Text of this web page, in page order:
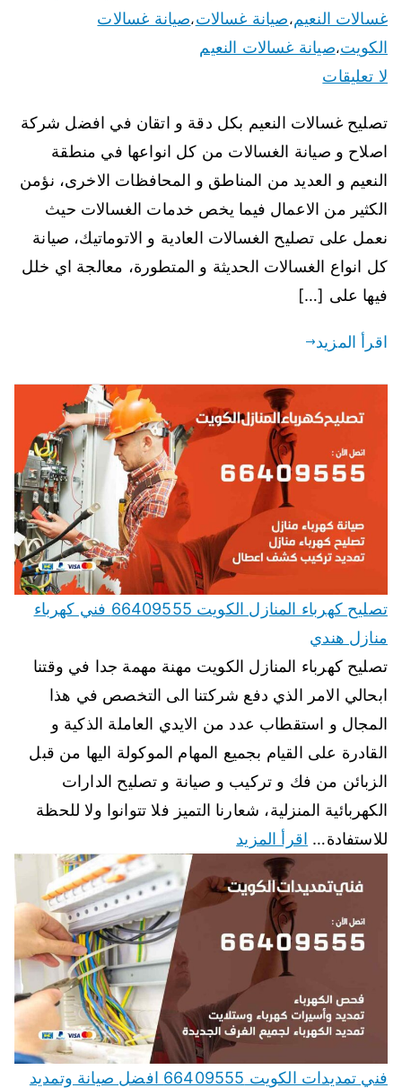
غسالات النعيم،صيانة غسالات،صيانة غسالات
الكويت،صيانة غسالات النعيم
لا تعليقات
تصليح غسالات النعيم بكل دقة و اتقان في افضل شركة
اصلاح و صيانة الغسالات من كل انواعها في منطقة
النعيم و العديد من المناطق و المحافظات الاخرى، نؤمن
الكثير من الاعمال فيما يخص خدمات الغسالات حيث
نعمل على تصليح الغسالات العادية و الاتوماتيك، صيانة
كل انواع الغسالات الحديثة و المتطورة، معالجة اي خلل
فيها على […]
اقرأ المزيد
تصليح كهرباء المنازل الكويت 66409555 فني كهرباء
منازل هندي
تصليح كهرباء المنازل الكويت مهنة مهمة جدا في وقتنا
ابحالي الامر الذي دفع شركتنا الى التخصص في هذا
المجال و استقطاب عدد من الايدي العاملة الذكية و
القادرة على القيام بجميع المهام الموكولة اليها من قبل
الزبائن من فك و تركيب و صيانة و تصليح الدارات
الكهربائية المنزلية، شعارنا التميز فلا تتوانوا ولا للحظة
للاستفادة… اقرأ المزيد
فني تمديدات الكويت 66409555 افضل صيانة وتمديد